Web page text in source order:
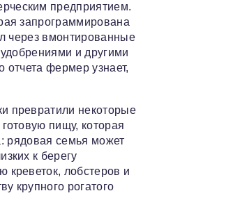
предприятием.
запрограммирована
через вмонтированные
и другими
фермер узнает,
превратили некоторые
пищу, которая
рядовая семья может
к берегу
лобстеров и
крупного рогатого